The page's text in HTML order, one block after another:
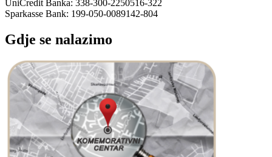
UniCredit Banka: 338-300-2250516-322
Sparkasse Bank: 199-050-0089142-804
Gdje se nalazimo